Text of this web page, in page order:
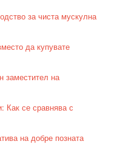
за чиста мускулна
да купувате
заместител на
Как се сравнява с
на добре позната